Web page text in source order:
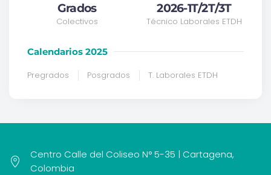
Grados
Colectivos
2026-1T/2T/3T
Técnico Laborales ETDH
Calendarios 2025
Pregrados Posgrados T. Laborales ETDH
Centro Calle del Coliseo N° 5-35 | Cartagena,
Colombia